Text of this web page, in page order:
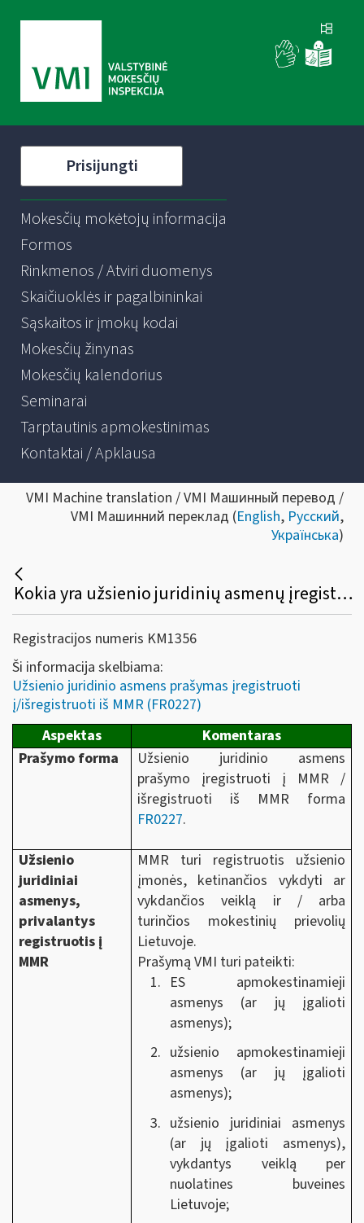
Prisijungti
Mokesčių mokėtojų informacija
Formos
Rinkmenos / Atviri duomenys
Skaičiuoklės ir pagalbininkai
Sąskaitos ir įmokų kodai
Mokesčių žinynas
Mokesčių kalendorius
Seminarai
Tarptautinis apmokestinimas
Kontaktai / Apklausa
VMI Machine translation / VMI Машинный перевод /
VMI Машинний переклад (English, Русский,
Українська)
Kokia yra užsienio juridinių asmenų įregistravimo į / išregistravimo iš Mokesčių mokėtojų registro tvarka?
Registracijos numeris KM1356
Ši informacija skelbiama:
Užsienio juridinio asmens prašymas įregistruoti
į/išregistruoti iš MMR (FR0227)
Aspektas
Komentaras
Prašymo forma
Užsienio juridinio asmens
prašymo įregistruoti į MMR /
išregistruoti iš MMR forma
FR0227.
Užsienio
juridiniai
asmenys,
privalantys
registruotis į
MMR
MMR turi registruotis užsienio
įmonės, ketinančios vykdyti ar
vykdančios veiklą ir / arba
turinčios mokestinių prievolių
Lietuvoje.
Prašymą VMI turi pateikti:
ES apmokestinamieji
asmenys (ar jų įgalioti
asmenys);
užsienio apmokestinamieji
asmenys (ar jų įgalioti
asmenys);
užsienio juridiniai asmenys
(ar jų įgalioti asmenys),
vykdantys veiklą per
nuolatines buveines
Lietuvoje;